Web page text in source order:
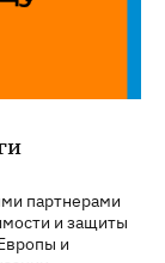
партнерами
и защиты
и